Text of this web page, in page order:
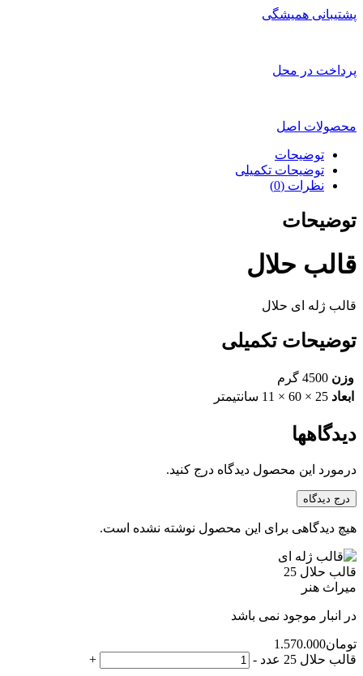
پشتیبانی همیشگی
پرداخت در محل
محصولات اصل
توضیحات
توضیحات تکمیلی
نظرات (0)
توضیحات
قالب حلال
قالب ژله ای حلال
توضیحات تکمیلی
وزن 4500 گرم
ابعاد 25 × 60 × 11 سانتیمتر
دیدگاهها
درمورد این محصول دیدگاه درج کنید.
درج دیدگاه
هیچ دیدگاهی برای این محصول نوشته نشده است.
قالب حلال 25
میراث هنر
در انبار موجود نمی باشد
تومان1.570.000
قالب حلال 25 عدد
-
+